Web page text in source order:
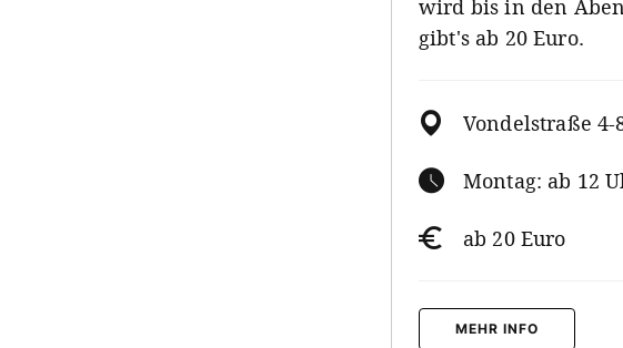
wird bis in den
gibt's ab 20 Euro.
Vondelstraße 4-
Montag: ab 12
ab 20 Euro
MEHR INFO